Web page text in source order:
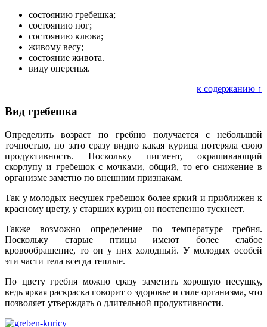
состоянию гребешка;
состоянию ног;
состоянию клюва;
живому весу;
состояние живота.
виду оперенья.
к содержанию ↑
Вид гребешка
Определить возраст по гребню получается с небольшой
точностью, но зато сразу видно какая курица потеряла свою
продуктивность. Поскольку пигмент, окрашивающий
скорлупу и гребешок с мочками, общий, то его снижение в
организме заметно по внешним признакам.
Так у молодых несушек гребешок более яркий и приближен к
красному цвету, у старших куриц он постепенно тускнеет.
Также возможно определение по температуре гребня.
Поскольку старые птицы имеют более слабое
кровообращение, то он у них холодный. У молодых особей
эти части тела всегда теплые.
По цвету гребня можно сразу заметить хорошую несушку,
ведь яркая раскраска говорит о здоровье и силе организма, что
позволяет утверждать о длительной продуктивности.